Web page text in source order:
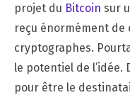
projet du Bitcoin sur
reçu énormément
cryptographes.
le potentiel de l’idée.
pour être le